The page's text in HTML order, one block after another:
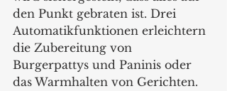
den Punkt gebraten ist. Drei
Automatikfunktionen erleichtern
die Zubereitung von
Burgerpattys und Paninis oder
das Warmhalten von Gerichten.